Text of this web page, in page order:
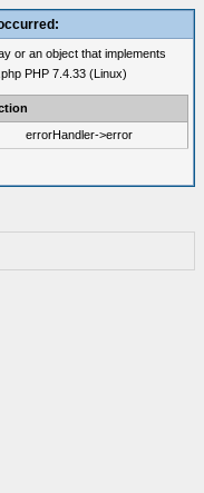
or an object that implements
PHP 7.4.33 (Linux)
errorHandler->error